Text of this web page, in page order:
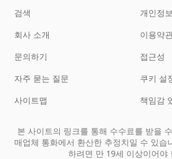
검색
회사 소개
문의하기
자주 묻는 질문
사이트맵
개인정
이용약
접근성
쿠키 설
책임감
본 사이트의 링크를 통해 수수료를 받을
매업체 통화에서 환산한 추정치일 수 있습
하려면 만 19세 이상이어야